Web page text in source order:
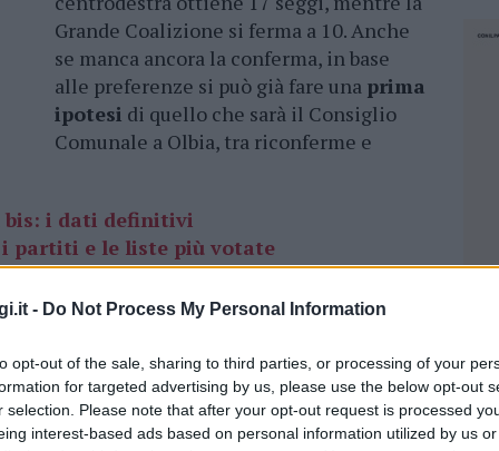
- Do Not Process My Personal Information
opt-out of the sale, sharing to third parties, or processing of your
for targeted advertising by us, please use the below opt-out
selection. Please note that after your opt-out request is processed
interest-based ads based on personal information utilized by us
Grande Coalizione si ferma a 10. Anche
se manca ancora la conferma, in base
alle preferenze si può già fare una prima
ipotesi di quello che sarà il Consiglio
Comunale a Olbia, tra riconferme e
bis: i dati definitivi
partiti e le liste più votate
la parte del leone con 10 consiglieri che
Angelo Cocciuche con 1549 voti è il
con 842 voti, Marco Balatacon 690,